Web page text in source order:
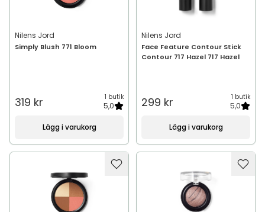
Nilens Jord
Simply Blush 771 Bloom
319 kr 1 butik
5,0
Lägg i varukorg
Nilens Jord
Face Feature Contour Stick
Contour 717 Hazel 717 Hazel
299 kr 1 butik
5,0
Lägg i varukorg